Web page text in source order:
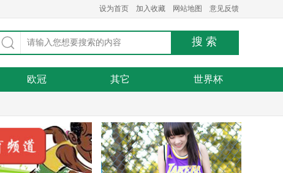
设为首页 加入收藏 网站地图 意见反馈
欧冠 其它 世界杯